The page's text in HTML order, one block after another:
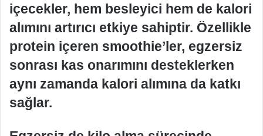
içecekler, hem besleyici hem de kalori
alımını artırıcı etkiye sahiptir. Özellikle
protein içeren smoothie’ler, egzersiz
sonrası kas onarımını desteklerken
aynı zamanda kalori alımına da katkı
sağlar.